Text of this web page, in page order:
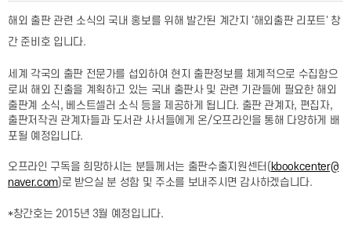
해외 출판 관련 소식의 국내 홍보를 위해 발간된 계간지 '해외출판 리포트' 창
간 준비호 입니다.
세계 각국의 출판 전문가를 섭외하여 현지 출판정보를 체계적으로 수집함으
로써 해외 진출을 계획하고 있는 국내 출판사 및 관련 기관들에 필요한 해외
출판계 소식, 베스트셀러 소식 등을 제공하게 됩니다. 출판 관계자, 편집자,
출판저작권 관계자들과 도서관 사서들에게 온/오프라인을 통해 다양하게 배
포될 예정입니다.
오프라인 구독을 희망하시는 분들께서는 출판수출지원센터( kbookcenter@
naver.com)로 받으실 분 성함 및 주소를 보내주시면 감사하겠습니다.
*창간호는 2015년 3월 예정입니다.